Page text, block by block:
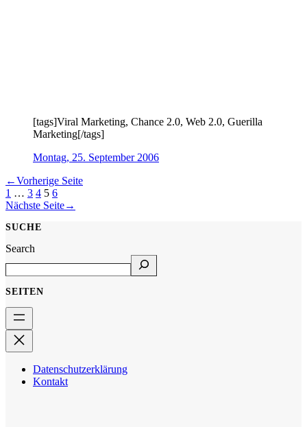
[tags]Viral Marketing, Chance 2.0, Web 2.0, Guerilla
Marketing[/tags]
Montag, 25. September 2006
←Vorherige Seite
1 … 3 4 5 6
Nächste Seite→
SUCHE
Search
SEITEN
Datenschutzerklärung
Kontakt